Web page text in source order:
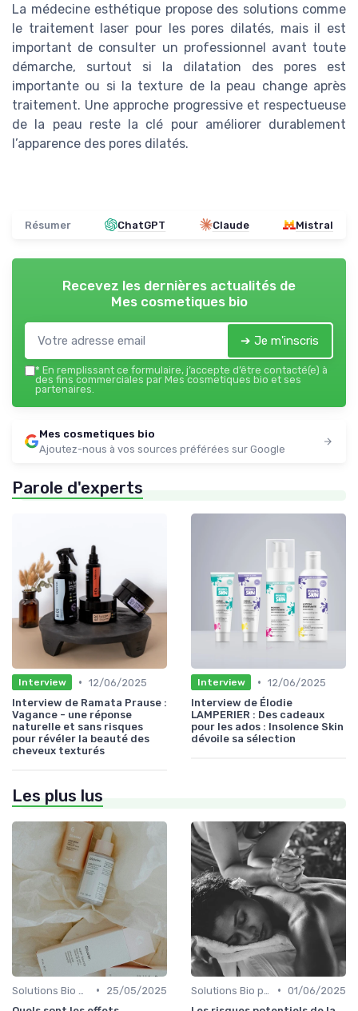
La médecine esthétique propose des solutions comme
le traitement laser pour les pores dilatés, mais il est
important de consulter un professionnel avant toute
démarche, surtout si la dilatation des pores est
importante ou si la texture de la peau change après
traitement. Une approche progressive et respectueuse
de la peau reste la clé pour améliorer durablement
l’apparence des pores dilatés.
Résumer ChatGPT Claude Mistral
Recevez les dernières actualités de
Mes cosmetiques bio
➔ Je m'inscris
* En remplissant ce formulaire, j’accepte d’être contacté(e) à
des fins commerciales par Mes cosmetiques bio et ses
partenaires.
Mes cosmetiques bio
Ajoutez-nous à vos sources préférées sur Google
Parole d'experts
Interview • 12/06/2025
Interview de Ramata Prause :
Vagance - une réponse
naturelle et sans risques
pour révéler la beauté des
cheveux texturés
Interview • 12/06/2025
Interview de Élodie
LAMPERIER : Des cadeaux
pour les ados : Insolence Skin
dévoile sa sélection
Les plus lus
•
25/05/2025
• 01/06/2025